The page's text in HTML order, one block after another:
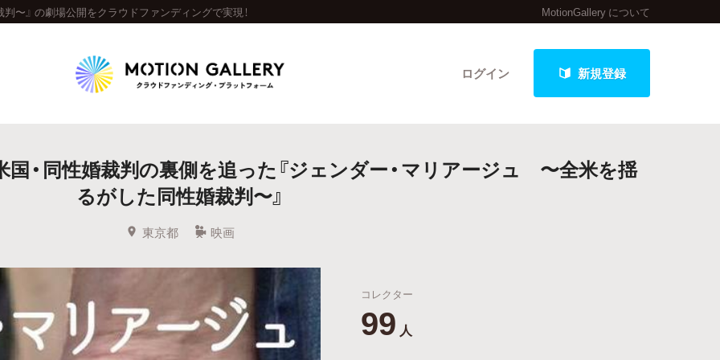
〜』 の劇場公開をクラウドファンディングで実現！ MotionGallery について
ログイン 新規登録
のプロジェクト 新着プロジェクト 終了間近のプロジェクト
Feature
タグから探す キュレーターから探す 特集から探す
Legendary
国・同性婚裁判の裏側を追った『ジェンダー・マリアージュ 〜全米を揺
るがした同性婚裁判〜』
東京都 映画
コレクター
99 人